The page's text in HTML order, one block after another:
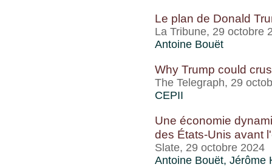
Le plan de Donald
La Tribune, 29 octobre
Antoine Bouët
Why Trump could
The Telegraph, 29
CEPII
Une économie
des États-Unis avant
Slate, 29 octobre 2024
Antoine Bouët, Jérôme